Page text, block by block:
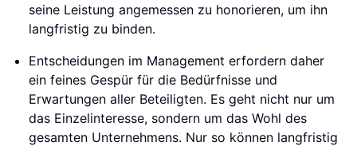
seine Leistung angemessen zu honorieren, um ihn
langfristig zu binden.
Entscheidungen im Management erfordern daher
ein feines Gespür für die Bedürfnisse und
Erwartungen aller Beteiligten. Es geht nicht nur um
das Einzelinteresse, sondern um das Wohl des
gesamten Unternehmens. Nur so können langfristig